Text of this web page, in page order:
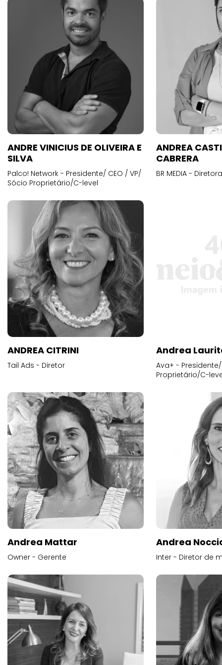
ANDRE VINICIUS DE OLIVEIRA E
SILVA
Palco! Network - Presidente/ CEO / VP/
Sócio Proprietário/C-level
ANDREA
CABRERA
BR MEDIA -
ANDREA CITRINI
Tail Ads - Diretor
Andrea
Ava+ -
Proprietário/C-
Andrea Mattar
Owner - Gerente
Andrea
Inter - Diretor de